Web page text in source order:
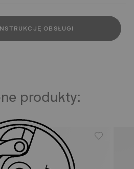
OBSŁUGI
produkty: